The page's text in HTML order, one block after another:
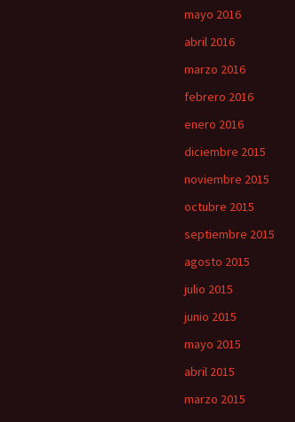
mayo 2016
abril 2016
marzo 2016
febrero 2016
enero 2016
diciembre 2015
noviembre 2015
octubre 2015
septiembre 2015
agosto 2015
julio 2015
junio 2015
mayo 2015
abril 2015
marzo 2015